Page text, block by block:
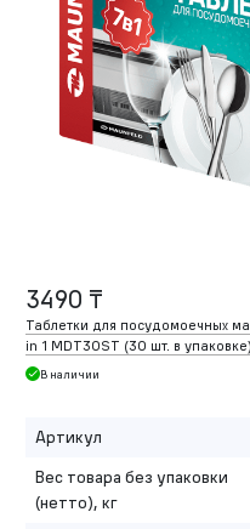
3490 ₸
Таблетки для посудомоечных
in 1 MDT30ST (30 шт. в упаковке)
В наличии
Артикул
Вес товара без упаковки
(нетто), кг